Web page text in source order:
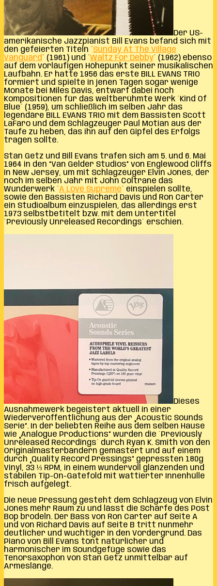
Der US-
amerikanische Jazzpianist Bill Evans befand sich mit
den gefeierten Titeln ´Sunday At The Village
Vanguard´ (1961) und ´Waltz For Debby´ (1962) ebenso
auf dem vorläufigen Höhepunkt seiner musikalischen
Laufbahn. Er hatte 1956 das erste BILL EVANS TRIO
formiert und spielte in jenen Tagen sogar wenige
Monate bei Miles Davis, entwarf dabei noch
Kompositionen für das weltberühmte Werk ´Kind Of
Blue´ (1959), um schließlich im selben Jahr das
legendäre BILL EVANS TRIO mit dem Bassisten Scott
LaFaro und dem Schlagzeuger Paul Motian aus der
Taufe zu heben, das ihn auf den Gipfel des Erfolgs
tragen sollte.
Stan Getz und Bill Evans trafen sich am 5. und 6. Mai
1964 in den “Van Gelder Studios” von Englewood Cliffs
in New Jersey, um mit Schlagzeuger Elvin Jones, der
noch im selben Jahr mit John Coltrane das
Wunderwerk ´A Love Supreme´ einspielen sollte,
sowie den Bassisten Richard Davis und Ron Carter
ein Studioalbum einzuspielen, das allerdings erst
1973 selbstbetitelt bzw. mit dem Untertitel
´Previously Unreleased Recordings´ erschien.
Dieses
Ausnahmewerk begeistert aktuell in einer
Wiederveröffentlichung aus der „Acoustic Sounds
Serie“. In der beliebten Reihe aus dem selben Hause
wie „Analogue Productions“ wurden die ´Previously
Unreleased Recordings´ durch Ryan K. Smith von den
Originalmasterbändern gemastert und auf einem
durch „Quality Record Pressings“ gepressten 180g
Vinyl, 33 ⅓ RPM, in einem wundervoll glänzenden und
stabilen Tip-On-Gatefold mit wattierter Innenhülle
frisch aufgelegt.
Die neue Pressung gesteht dem Schlagzeug von Elvin
Jones mehr Raum zu und lässt die Schärfe des Post
Bop brodeln. Der Bass von Ron Carter auf Seite A
und von Richard Davis auf Seite B tritt nunmehr
deutlicher und wuchtiger in den Vordergrund. Das
Piano von Bill Evans tönt natürlicher und
harmonischer im Soundgefüge sowie das
Tenorsaxophon von Stan Getz unmittelbar auf
Armeslänge.